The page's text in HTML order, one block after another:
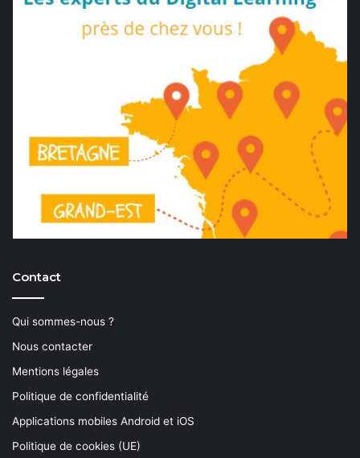
Contact
Qui sommes-nous ?
Nous contacter
Mentions légales
Politique de confidentialité
Applications mobiles Android et iOS
Politique de cookies (UE)